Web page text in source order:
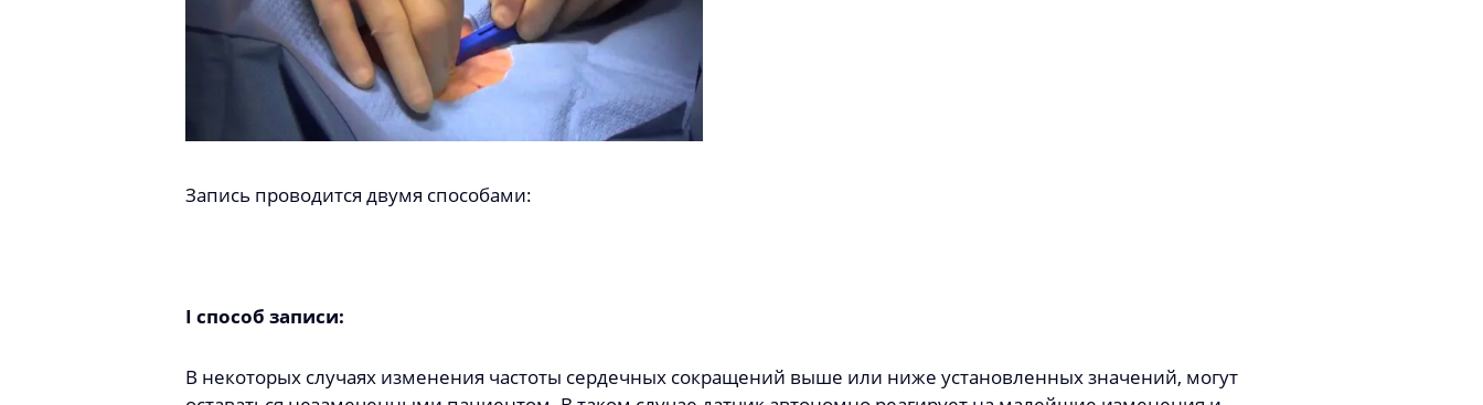
Запись проводится двумя способами:
I способ записи:
В некоторых случаях изменения частоты сердечных сокращений выше или ниже установленных значений, могут